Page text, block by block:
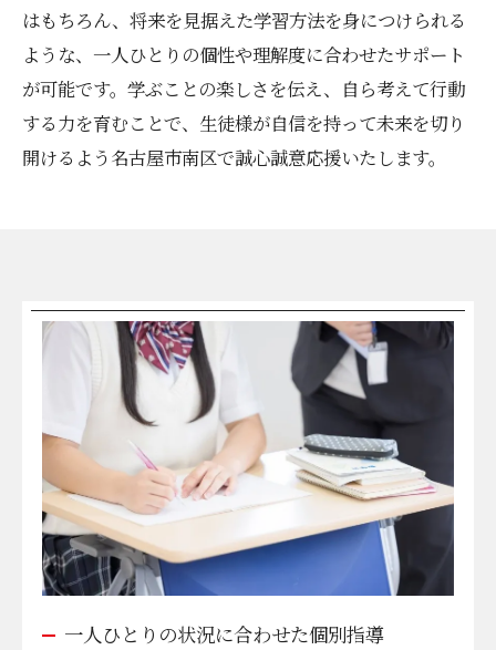
はもちろん、将来を見据えた学習方法を身につけられる
ような、一人ひとりの個性や理解度に合わせたサポート
が可能です。学ぶことの楽しさを伝え、自ら考えて行動
する力を育むことで、生徒様が自信を持って未来を切り
開けるよう名古屋市南区で誠心誠意応援いたします。
一人ひとりの状況に合わせた個別指導